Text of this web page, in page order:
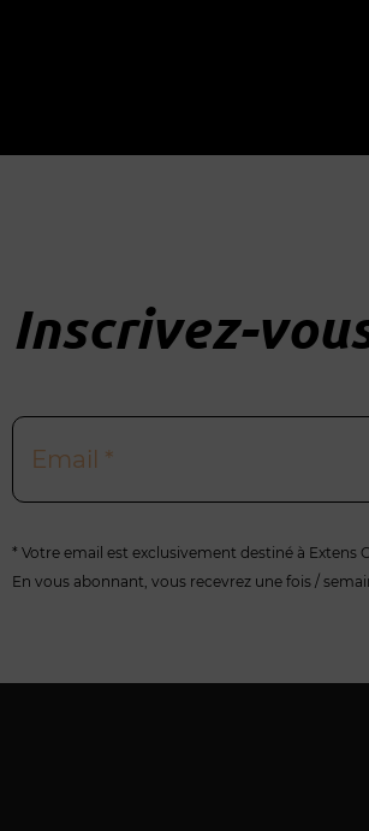
Inscrivez-
Email
* Votre email est exclusivement destiné à Extens
En vous abonnant, vous recevrez une fois /